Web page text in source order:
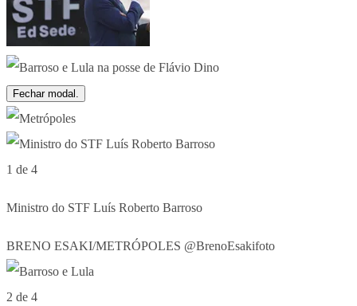
Fechar modal.
1 de 4
Ministro do STF Luís Roberto Barroso
BRENO ESAKI/METRÓPOLES @BrenoEsakifoto
2 de 4